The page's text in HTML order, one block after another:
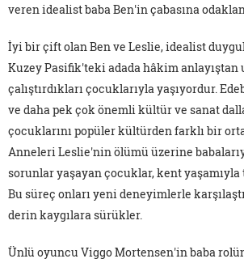
veren idealist baba Ben'in çabasına
İyi bir çift olan Ben ve Leslie, idealist
Kuzey Pasifik'teki adada hâkim
çalıştırdıkları çocuklarıyla yaşıyordur.
ve daha pek çok önemli kültür ve sanat
çocuklarını popüler kültürden farklı bir
Anneleri Leslie'nin ölümü üzerine
sorunlar yaşayan çocuklar, kent yaşamıyla
Bu süreç onları yeni deneyimlerle
derin kaygılara sürükler.
Ünlü oyuncu Viggo Mortensen'in baba